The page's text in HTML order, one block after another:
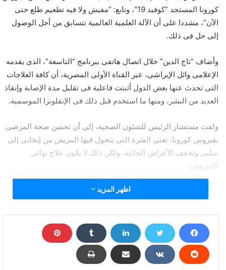
كورونا المستجد “كوفيد 19″، وتابع: “مفيش ولا فيه تطعيم طلع حتى
الآن”، مشددا على أن الآلة العلمية العالمية تتسابق من أجل الوصول
إلى حل فى ذلك.
وأضاف “تاج الدين” خلال اتصال هاتفى ببرنامج “التاسعة”، الذى يقدمه
الإعلامى وائل الإبراشى، عبر القناة الأولى المصرية، أن كافة العلاجات
التى تحدث عنها بعض الدول أثبتت فاعلية فى تقليل مدة الإصابة وإنقاذ
العديد من البشر، ومنها ما استخدم قبل ذلك فى الإنفلونزا الموسمية.
ولفت مستشار الرئيس للشئون الصحية، إلى أن تحسن صحة المرضى
بفيروس كورونا، تعنى الفترة التى يتحول فيها المريض من إيجابى إلى
سلبى وتخفف الأعراض الجانية، ولكن ذلك لا يكون علاج نهائى
للفيروس.
وكان مستشار رئيس الجمهورية لشئون الصحة والوقاية الدكتور محمد
الصحة والسكان ووزارة التعليم العالى، بدأت تجارب استخدام بلازما
المتعافين من فيروس كورونا، ومناقشة كافة المقترحات الجديدة من
قبل أعضاء اللجنة.
اظهر المزيد